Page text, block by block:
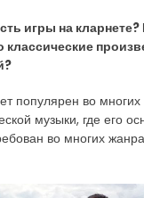
игры на
классические
популярен во
музыки, где его
во многих